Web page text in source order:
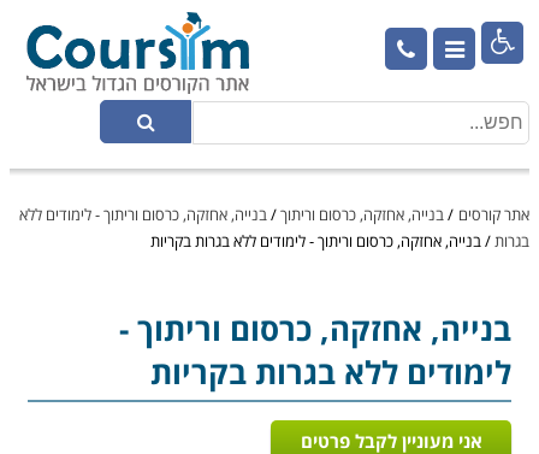

אתר קורסים /בנייה, אחזקה, כרסום וריתוך/בנייה, אחזקה, כרסום וריתוך - לימודים ללא
בגרות/בנייה, אחזקה, כרסום וריתוך - לימודים ללא בגרות בקריות
בנייה, אחזקה, כרסום וריתוך-
לימודים ללא בגרות בקריות
אני מעוניין לקבל פרטים